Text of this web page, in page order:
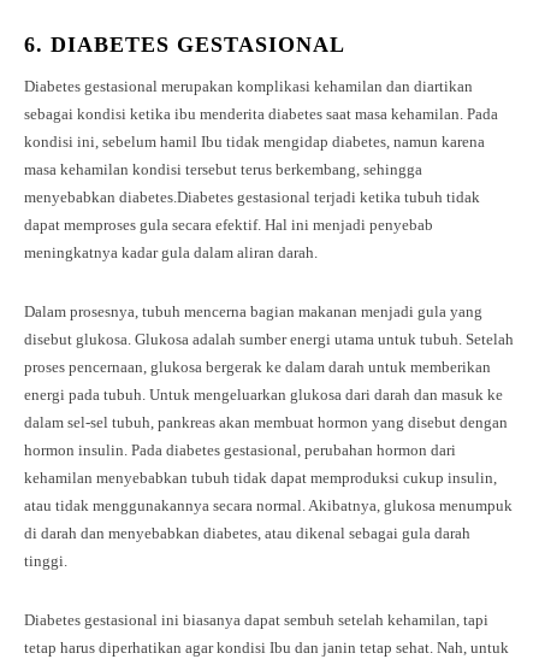
6. DIABETES GESTASIONAL
Diabetes gestasional merupakan komplikasi kehamilan dan diartikan
sebagai kondisi ketika ibu menderita diabetes saat masa kehamilan. Pada
kondisi ini, sebelum hamil Ibu tidak mengidap diabetes, namun karena
masa kehamilan kondisi tersebut terus berkembang, sehingga
menyebabkan diabetes.Diabetes gestasional terjadi ketika tubuh tidak
dapat memproses gula secara efektif. Hal ini menjadi penyebab
meningkatnya kadar gula dalam aliran darah.
Dalam prosesnya, tubuh mencerna bagian makanan menjadi gula yang
disebut glukosa. Glukosa adalah sumber energi utama untuk tubuh. Setelah
proses pencernaan, glukosa bergerak ke dalam darah untuk memberikan
energi pada tubuh. Untuk mengeluarkan glukosa dari darah dan masuk ke
dalam sel-sel tubuh, pankreas akan membuat hormon yang disebut dengan
hormon insulin. Pada diabetes gestasional, perubahan hormon dari
kehamilan menyebabkan tubuh tidak dapat memproduksi cukup insulin,
atau tidak menggunakannya secara normal. Akibatnya, glukosa menumpuk
di darah dan menyebabkan diabetes, atau dikenal sebagai gula darah
tinggi.
Diabetes gestasional ini biasanya dapat sembuh setelah kehamilan, tapi
tetap harus diperhatikan agar kondisi Ibu dan janin tetap sehat. Nah, untuk